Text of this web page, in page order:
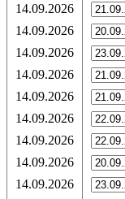
14.09.2026
14.09.2026
14.09.2026
14.09.2026
14.09.2026
14.09.2026
14.09.2026
14.09.2026
14.09.2026